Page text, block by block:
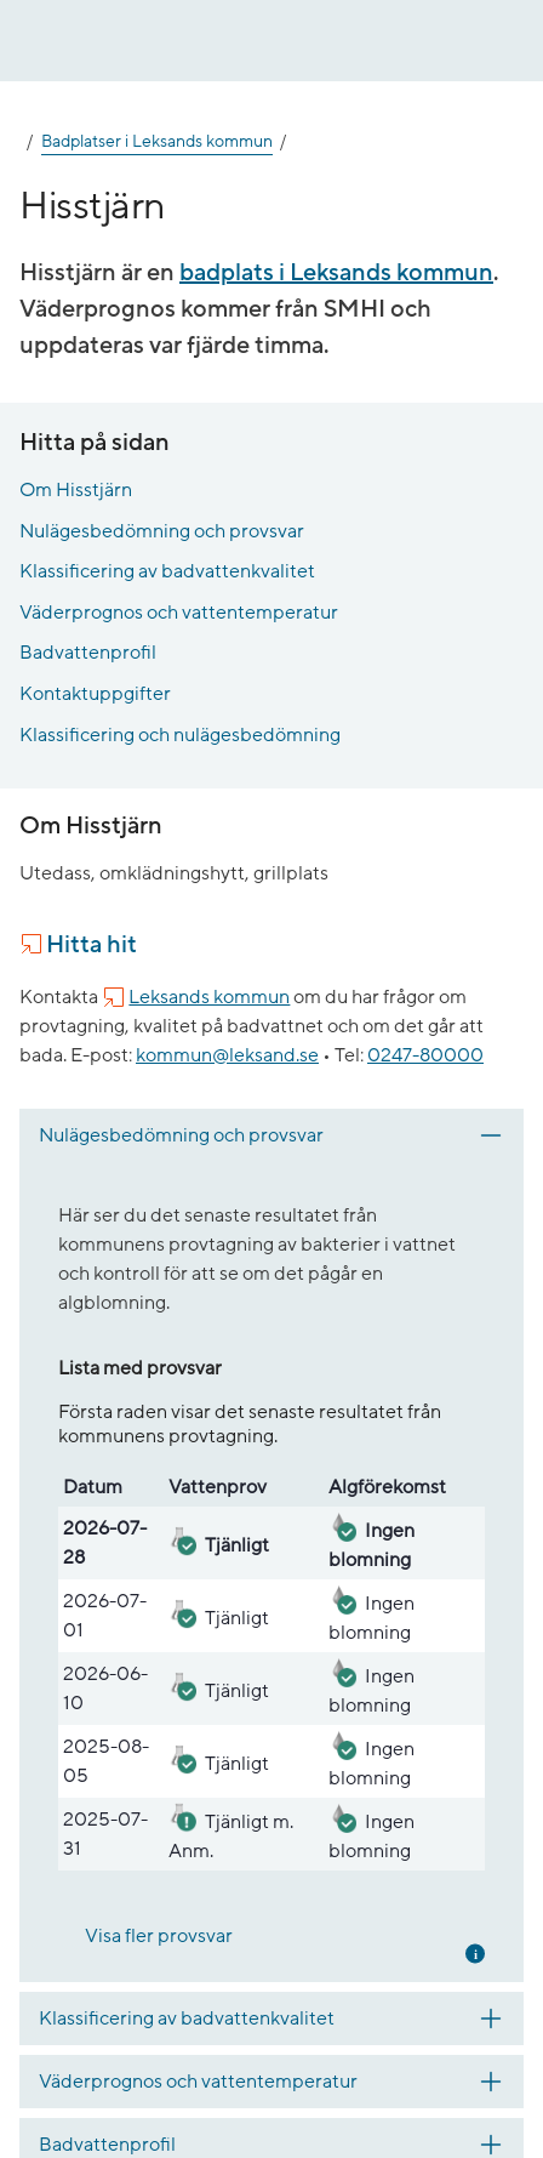
Badplatser i Leksands kommun
Hisstjärn
Hisstjärn är en badplats i Leksands kommun.
Väderprognos kommer från SMHI och
uppdateras var fjärde timma.
Hitta på sidan
Om Hisstjärn
Nulägesbedömning och provsvar
Klassificering av badvattenkvalitet
Väderprognos och vattentemperatur
Badvattenprofil
Kontaktuppgifter
Klassificering och nulägesbedömning
Om Hisstjärn
Utedass, omklädningshytt, grillplats
Hitta hit
Kontakta Leksands kommun om du har frågor om
provtagning, kvalitet på badvattnet och om det går att
bada. E-post: kommun@leksand.se • Tel: 0247-80000
Nulägesbedömning och provsvar
Här ser du det senaste resultatet från
kommunens provtagning av bakterier i vattnet
och kontroll för att se om det pågår en
algblomning.
Lista med provsvar
Första raden visar det senaste resultatet från
kommunens provtagning.
Lista med provsvar
Datum Vatten­prov
Alg­före­komst
2026-07-
28
Tjänligt
Ingen
blomning
2026-07-
01
Tjänligt
Ingen
blomning
2026-06-
10
Tjänligt
Ingen
blomning
2025-08-
05
Tjänligt
Ingen
blomning
2025-07-
31
Tjänligt m.
Anm.
Ingen
blomning
Visa fler provsvar Mer
Klassificering av badvattenkvalitet
Väderprognos och vattentemperatur
Badvattenprofil